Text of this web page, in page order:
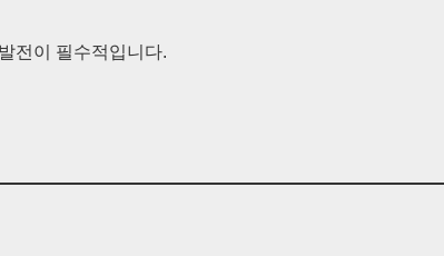
전이 필수적입니다.